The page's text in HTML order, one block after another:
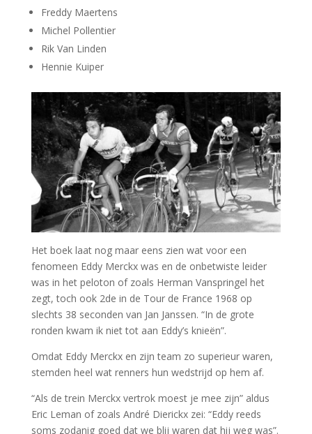
Freddy Maertens
Michel Pollentier
Rik Van Linden
Hennie Kuiper
Het boek laat nog maar eens zien wat voor een
fenomeen Eddy Merckx was en de onbetwiste leider
was in het peloton of zoals Herman Vanspringel het
zegt, toch ook 2de in de Tour de France 1968 op
slechts 38 seconden van Jan Janssen. “In de grote
ronden kwam ik niet tot aan Eddy’s knieën”.
Omdat Eddy Merckx en zijn team zo superieur waren,
stemden heel wat renners hun wedstrijd op hem af.
“Als de trein Merckx vertrok moest je mee zijn” aldus
Eric Leman of zoals André Dierickx zei: “Eddy reeds
soms zodanig goed dat we blij waren dat hij weg was”.